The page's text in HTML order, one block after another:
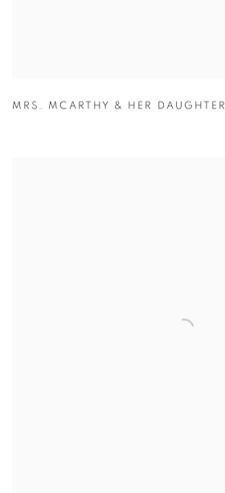
MRS. MCARTHY & HER DAUGHTER